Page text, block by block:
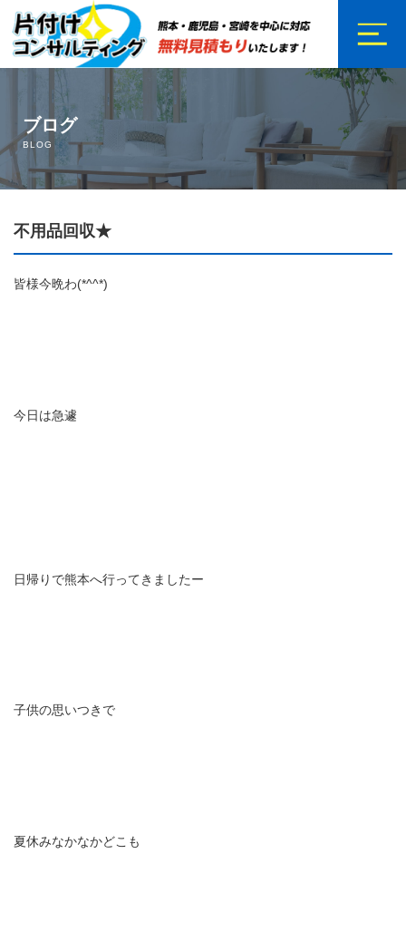
サービス内容
ご依頼の流れ
スタッフ紹介
お客様の声
実績紹介
ブログ
BLOG
不用品回収★
皆様今晩わ(*^^*)
今日は急遽
日帰りで熊本へ行ってきましたー
子供の思いつきで
夏休みなかなかどこも